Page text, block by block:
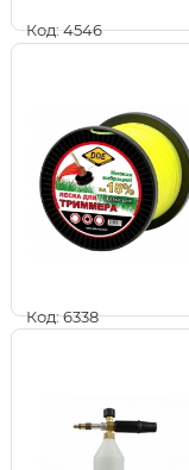
Код: 4546
Код: 6338